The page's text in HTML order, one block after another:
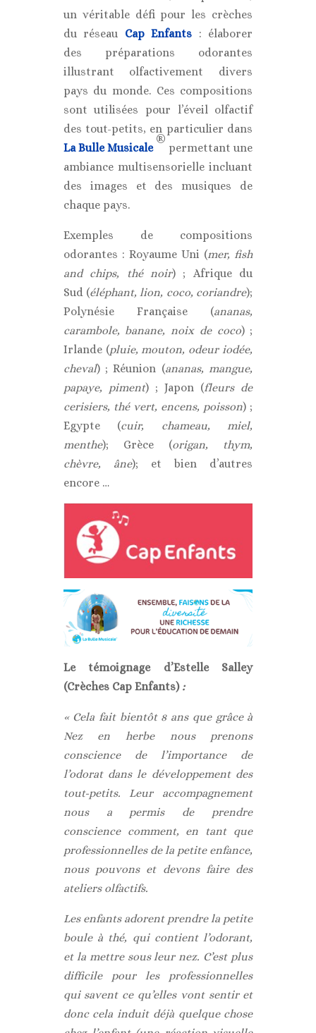
un véritable défi pour les crèches
du réseau Cap Enfants : élaborer
des préparations odorantes
illustrant olfactivement divers
pays du monde. Ces compositions
sont utilisées pour l’éveil olfactif
des tout-petits, en particulier dans
La Bulle Musicale
®
permettant une
ambiance multisensorielle incluant
des images et des musiques de
chaque pays.
Exemples de compositions
odorantes : Royaume Uni (mer, fish
and chips, thé noir) ; Afrique du
Sud (éléphant, lion, coco, coriandre);
Polynésie Française (ananas,
carambole, banane, noix de coco) ;
Irlande (pluie, mouton, odeur iodée,
cheval) ; Réunion (ananas, mangue,
papaye, piment) ; Japon (fleurs de
cerisiers, thé vert, encens, poisson) ;
Egypte (cuir, chameau, miel,
menthe); Grèce (origan, thym,
chèvre, âne); et bien d’autres
encore …
Le témoignage d’Estelle Salley
(Crèches Cap Enfants):
« Cela fait bientôt 8 ans que grâce à
Nez en herbe nous prenons
conscience de l’importance de
l’odorat dans le développement des
tout-petits. Leur accompagnement
nous a permis de prendre
conscience comment, en tant que
professionnelles de la petite enfance,
nous pouvons et devons faire des
ateliers olfactifs.
Les enfants adorent prendre la petite
boule à thé, qui contient l’odorant,
et la mettre sous leur nez. C’est plus
difficile pour les professionnelles
qui savent ce qu’elles vont sentir et
donc cela induit déjà quelque chose